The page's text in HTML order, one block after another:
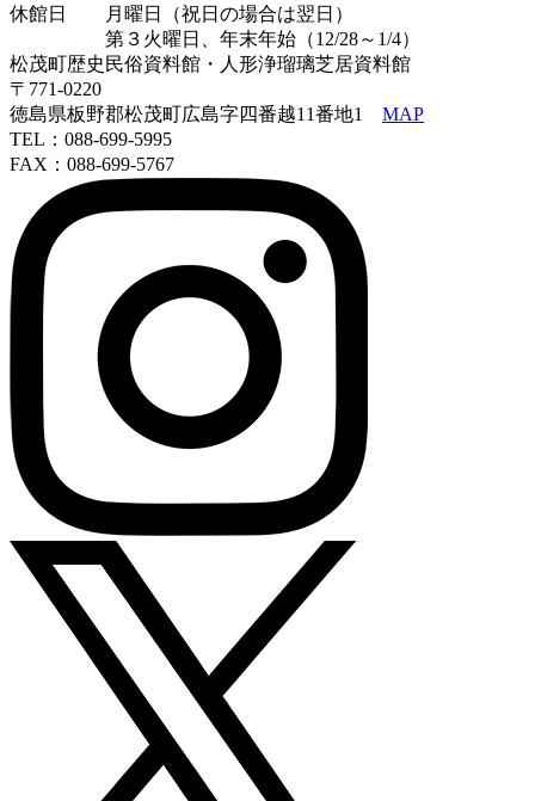
休館日 月曜日（祝日の場合は翌日）
第３火曜日、年末年始（12/28～1/4）
松茂町歴史民俗資料館・人形浄瑠璃芝居資料館
〒771-0220
徳島県板野郡松茂町広島字四番越11番地1 MAP
TEL：088-699-5995
FAX：088-699-5767